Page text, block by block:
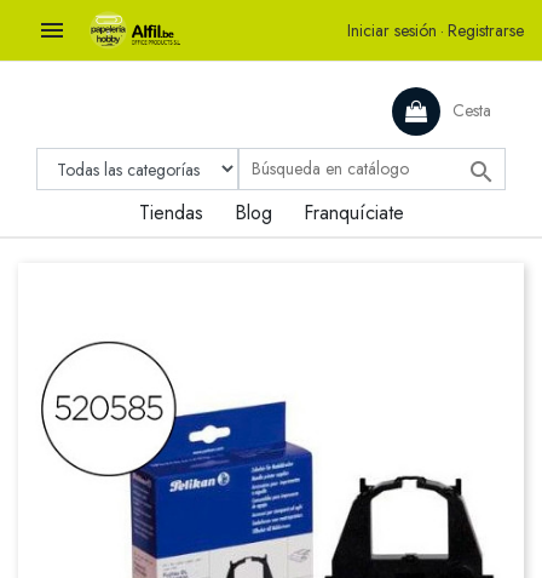
 Iniciar sesión · Registrarse
Cesta

Tiendas Blog Franquíciate